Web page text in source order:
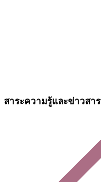
สาระความรู้และข่าวสาร